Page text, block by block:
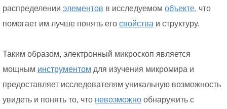
распределении элементов в исследуемом объекте, что
помогает им лучше понять его свойства и структуру.
Таким образом, электронный микроскоп является
мощным инструментом для изучения микромира и
предоставляет исследователям уникальную возможность
увидеть и понять то, что невозможно обнаружить с